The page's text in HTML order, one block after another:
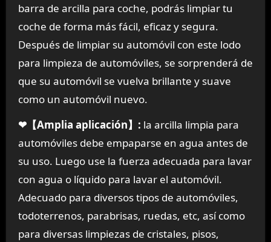
barra de arcilla para coche, podrás limpiar tu
coche de forma más fácil, eficaz y segura.
Después de limpiar su automóvil con este lodo
para limpieza de automóviles, se sorprenderá de
que su automóvil se vuelva brillante y suave
como un automóvil nuevo.
❤【Amplia aplicación】: la arcilla limpia para
automóviles debe empaparse en agua antes de
su uso. Luego use la fuerza adecuada para lavar
con agua o líquido para lavar el automóvil.
Adecuado para diversos tipos de automóviles,
todoterrenos, parabrisas, ruedas, etc, así como
para diversas limpiezas de cristales, pisos,